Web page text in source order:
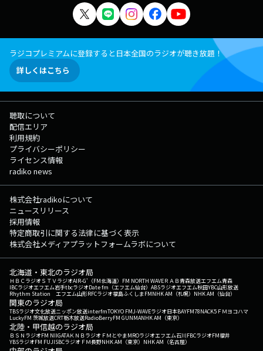
ラジコプレミアムに登録すると日本全国のラジオが聴き放題！
詳しくはこちら
聴取について
配信エリア
利用規約
プライバシーポリシー
ライセンス情報
radiko news
株式会社radikoについて
ニュースリリース
採用情報
特定商取引に関する法律に基づく表示
株式会社メディアプラットフォームラボについて
北海道・東北のラジオ局
ＨＢＣラジオＳＴＶラジオAIR-G'（FM北海道） FM NORTH WAVEＲＡＢ青森放送エフエム青森
IBCラジオエフエム岩手tbcラジオDate fm（エフエム仙台） ABSラジオエフエム秋田YBC山形放送
Rhythm Station エフエム山形RFCラジオ福島ふくしまFMNHK AM（札幌） NHK AM（仙台）
関東のラジオ局
TBSラジオ文化放送ニッポン放送interfmTOKYO FMJ-WAVEラジオ日本BAYFM78NACK5 ＦＭヨコハマ
LuckyFM 茨城放送CRT栃木放送RadioBerryFM GUNMANHK AM（東京）
北陸・甲信越のラジオ局
ＢＳＮラジオFM NIIGATAＫＮＢラジオ ＦＭとやまMROラジオエフエム石川FBCラジオFM福井
YBSラジオFM FUJISBCラジオ ＦＭ長野NHK AM（東京） NHK AM（名古屋）